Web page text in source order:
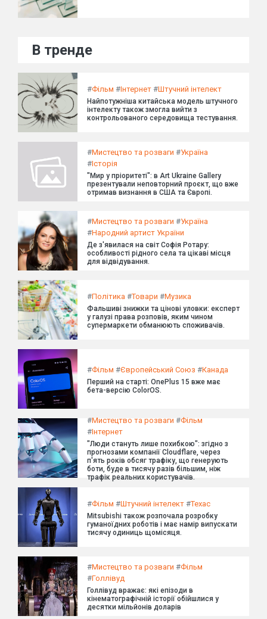
В тренде
#Фільм #Інтернет #Штучний інтелект
Найпотужніша китайська модель штучного
інтелекту також змогла вийти з
контрольованого середовища тестування.
#Мистецтво та розваги #Україна
#Історія
"Мир у пріоритеті": в Art Ukraine Gallery
презентували неповторний проєкт, що вже
отримав визнання в США та Європі.
#Мистецтво та розваги #Україна
#Народний артист України
Де з'явилася на світ Софія Ротару:
особливості рідного села та цікаві місця
для відвідування.
#Політика #Товари #Музика
Фальшиві знижки та цінові уловки: експерт
у галузі права розповів, яким чином
супермаркети обманюють споживачів.
#Фільм #Європейський Союз #Канада
Перший на старті: OnePlus 15 вже має
бета-версію ColorOS.
#Мистецтво та розваги #Фільм
#Інтернет
"Люди стануть лише похибкою": згідно з
прогнозами компанії Cloudflare, через
п'ять років обсяг трафіку, що генерують
боти, буде в тисячу разів більшим, ніж
трафік реальних користувачів.
#Фільм #Штучний інтелект #Техас
Mitsubishi також розпочала розробку
гуманоїдних роботів і має намір випускати
тисячу одиниць щомісяця.
#Мистецтво та розваги #Фільм
#Голлівуд
Голлівуд вражає: які епізоди в
кінематографічній історії обійшлися у
десятки мільйонів доларів